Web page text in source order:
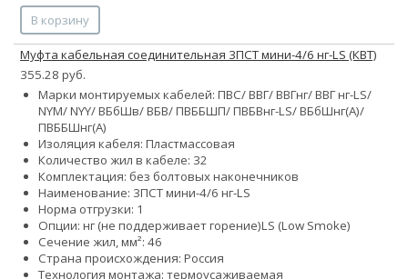
В корзину
Муфта кабельная соединительная 3ПСТ мини-4/6 нг-LS (КВТ)
355.28 руб.
Марки монтируемых кабелей: ПВС/ ВВГ/ ВВГнг/ ВВГ нг-LS/
NYM/ NYY/ ВБбШв/ ВБВ/ ПВББШП/ ПВБВнг-LS/ ВБбШнг(А)/
ПВББШнг(А)
Изоляция кабеля: Пластмассовая
Количество жил в кабеле: 32
Комплектация: без болтовых наконечников
Наименование: 3ПСТ мини-4/6 нг-LS
Норма отгрузки: 1
Опции: нг (не поддерживает горение)LS (Low Smoke)
Сечение жил, мм²: 46
Страна происхождения: Россия
Технология монтажа: термоусаживаемая